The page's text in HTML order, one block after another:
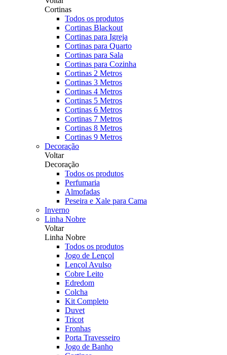
Cortinas
Todos os produtos
Cortinas Blackout
Cortinas para Igreja
Cortinas para Quarto
Cortinas para Sala
Cortinas para Cozinha
Cortinas 2 Metros
Cortinas 3 Metros
Cortinas 4 Metros
Cortinas 5 Metros
Cortinas 6 Metros
Cortinas 7 Metros
Cortinas 8 Metros
Cortinas 9 Metros
Decoração
Voltar
Decoração
Todos os produtos
Perfumaria
Almofadas
Peseira e Xale para Cama
Inverno
Linha Nobre
Voltar
Linha Nobre
Todos os produtos
Jogo de Lençol
Lençol Avulso
Cobre Leito
Edredom
Colcha
Kit Completo
Duvet
Tricot
Fronhas
Porta Travesseiro
Jogo de Banho